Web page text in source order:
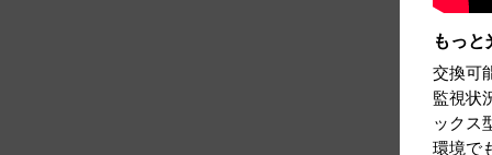
もっ
交換可
監視状
ックス
環境で